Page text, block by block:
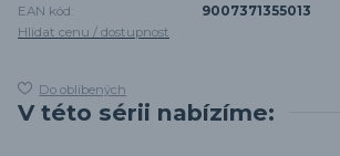
EAN kód:
9007371355013
Hlídat cenu / dostupnost
Do oblíbených
V této sérii nabízíme: